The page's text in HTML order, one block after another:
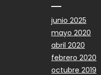
junio 2025
mayo 2020
abril 2020
febrero 2020
octubre 2019